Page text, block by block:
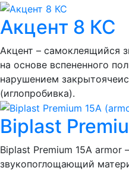
Акцент 8 КС
Акцент – самоклеящийся
на основе вспененного
нарушением
(иглопробивка).
Biplast
Biplast Premium 15A armor
звукопоглощающий